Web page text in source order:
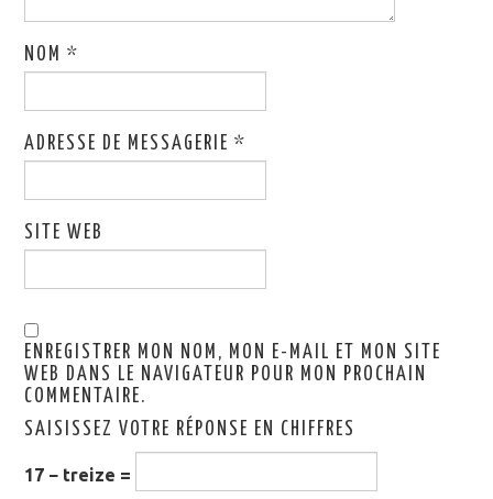
NOM*
ADRESSE DE MESSAGERIE*
SITE WEB
ENREGISTRER MON NOM, MON E-MAIL ET MON SITE
WEB DANS LE NAVIGATEUR POUR MON PROCHAIN
COMMENTAIRE.
SAISISSEZ VOTRE RÉPONSE EN CHIFFRES
17 − treize =